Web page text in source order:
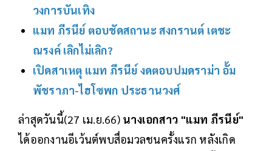
วงการบันเทิง
แมท ภีรนีย์ ตอบชัดสถานะ สงกรานต์ เตชะ
ณรงค์ เลิกไม่เลิก?
เปิดสาเหตุ แมท ภีรนีย์ งดตอบปมดราม่า อั้ม
พัชราภา-ไฮโซพก ประธานวงศ์
ล่าสุดวันนี้(27 เม.ย.66) นางเอกสาว "แมท ภีรนีย์"
ได้ออกงานอีเว้นต์พบสื่อมวลชนครั้งแรก หลังเกิด